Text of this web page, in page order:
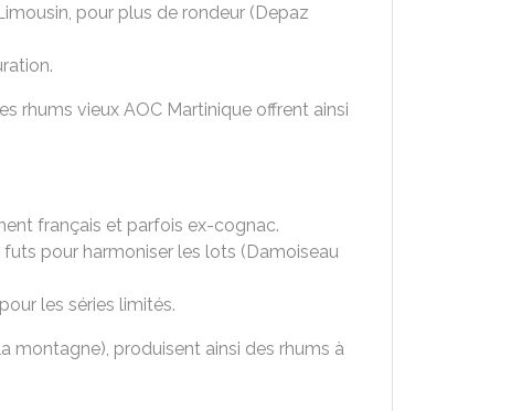
pour plus de rondeur (Depaz
rhums vieux AOC Martinique offrent ainsi
français et parfois ex-cognac.
pour harmoniser les lots (Damoiseau
les séries limités.
montagne), produisent ainsi des rhums à